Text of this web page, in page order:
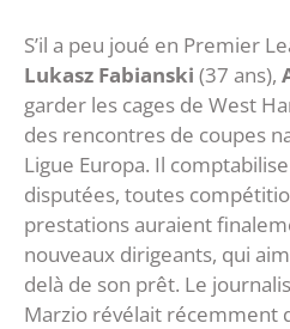
S’il a peu joué en Premier
Lukasz Fabianski (37 ans),
garder les cages de West
des rencontres de coupes
Ligue Europa. Il
disputées, toutes
prestations auraient
nouveaux dirigeants, qui
delà de son prêt. Le
Marzio révélait récemment